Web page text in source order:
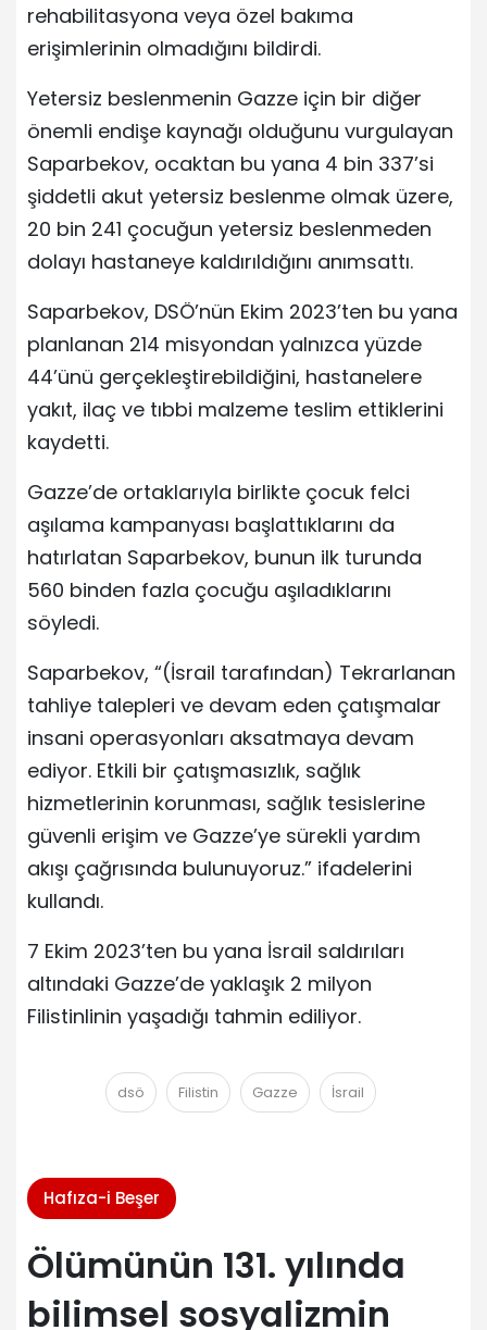
rehabilitasyona veya özel bakıma
erişimlerinin olmadığını bildirdi.
Yetersiz beslenmenin Gazze için bir diğer
önemli endişe kaynağı olduğunu vurgulayan
Saparbekov, ocaktan bu yana 4 bin 337’si
şiddetli akut yetersiz beslenme olmak üzere,
20 bin 241 çocuğun yetersiz beslenmeden
dolayı hastaneye kaldırıldığını anımsattı.
Saparbekov, DSÖ’nün Ekim 2023’ten bu yana
planlanan 214 misyondan yalnızca yüzde
44’ünü gerçekleştirebildiğini, hastanelere
yakıt, ilaç ve tıbbi malzeme teslim ettiklerini
kaydetti.
Gazze’de ortaklarıyla birlikte çocuk felci
aşılama kampanyası başlattıklarını da
hatırlatan Saparbekov, bunun ilk turunda
560 binden fazla çocuğu aşıladıklarını
söyledi.
Saparbekov, “(İsrail tarafından) Tekrarlanan
tahliye talepleri ve devam eden çatışmalar
insani operasyonları aksatmaya devam
ediyor. Etkili bir çatışmasızlık, sağlık
hizmetlerinin korunması, sağlık tesislerine
güvenli erişim ve Gazze’ye sürekli yardım
akışı çağrısında bulunuyoruz.” ifadelerini
kullandı.
7 Ekim 2023’ten bu yana İsrail saldırıları
altındaki Gazze’de yaklaşık 2 milyon
Filistinlinin yaşadığı tahmin ediliyor.
dsö Filistin Gazze İsrail
Hafıza-i Beşer
Ölümünün 131. yılında
bilimsel sosyalizmin